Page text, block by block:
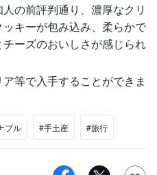
の前評判通り、濃厚なクリ
キーが包み込み、柔らかで
ーズのおいしさが感じられ
等で入手することができま
ブル #手土産 #旅行